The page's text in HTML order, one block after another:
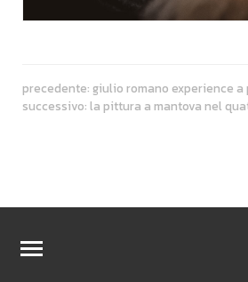
precedente: giulio romano experience a
successivo: la pittura a mantova nel